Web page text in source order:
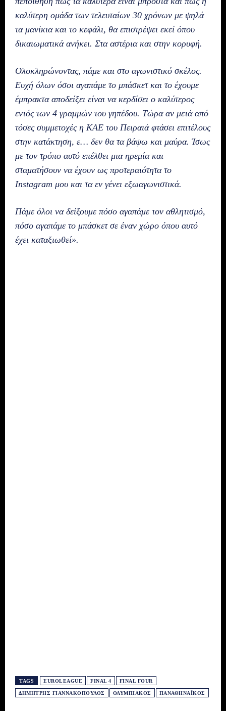
καλύτερη ομάδα των τελευταίων 30 χρόνων με ψηλά
τα μανίκια και το κεφάλι, θα επιστρέψει εκεί όπου
δικαιωματικά ανήκει. Στα αστέρια και στην κορυφή.
Ολοκληρώνοντας, πάμε και στο αγωνιστικό σκέλος.
Ευχή όλων όσοι αγαπάμε το μπάσκετ και το έχουμε
έμπρακτα αποδείξει είναι να κερδίσει ο καλύτερος
εντός των 4 γραμμών του γηπέδου. Τώρα αν μετά από
τόσες συμμετοχές η ΚΑΕ του Πειραιά φτάσει επιτέλους
στην κατάκτηση, ε… δεν θα τα βάψω και μαύρα. Ίσως
με τον τρόπο αυτό επέλθει μια ηρεμία και
σταματήσουν να έχουν ως προτεραιότητα το
Instagram μου και τα εν γένει εξωαγωνιστικά.
Πάμε όλοι να δείξουμε πόσο αγαπάμε τον αθλητισμό,
πόσο αγαπάμε το μπάσκετ σε έναν χώρο όπου αυτό
έχει καταξιωθεί».
TAGS EUROLEAGUE FINAL 4 FINAL FOUR
ΔΗΜΉΤΡΗΣ ΓΙΑΝΝΑΚΌΠΟΥΛΟΣ ΟΛΥΜΠΙΑΚΌΣ ΠΑΝΑΘΗΝΑΪΚΌΣ